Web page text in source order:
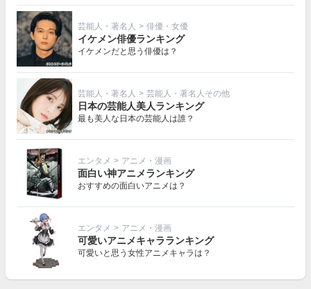
芸能人・著名人 > 俳優・女優
イケメン俳優ランキング
イケメンだと思う俳優は？
芸能人・著名人 > 芸能人・著名人その他
日本の芸能人美人ランキング
最も美人な日本の芸能人は誰？
エンタメ > アニメ・漫画
面白い神アニメランキング
おすすめの面白いアニメは？
エンタメ > アニメ・漫画
可愛いアニメキャラランキング
可愛いと思う女性アニメキャラは？